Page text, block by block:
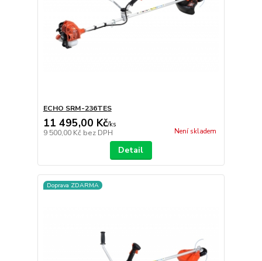
ECHO SRM-236TES
11 495,00 Kč/ks
9 500,00 Kč bez DPH Není skladem
Detail
Doprava ZDARMA